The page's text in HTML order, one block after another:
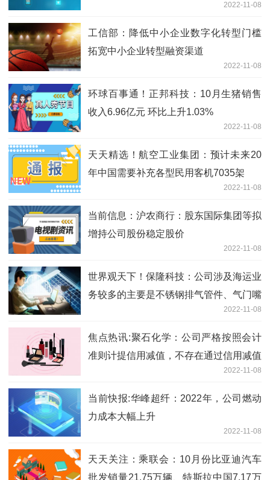
2022-11-08
工信部：降低中小企业数字化转型门槛
拓宽中小企业转型融资渠道
2022-11-08
环球百事通！正邦科技：10月生猪销售
收入6.96亿元 环比上升1.03%
2022-11-08
天天精选！航空工业集团：预计未来20
年中国需要补充各型民用客机7035架
2022-11-08
当前信息：沪农商行：股东国际集团等拟
增持公司股份稳定股价
2022-11-08
世界观天下！保隆科技：公司涉及海运业
务较多的主要是不锈钢排气管件、气门嘴
2022-11-08
焦点热讯:聚石化学：公司严格按照会计
准则计提信用减值，不存在通过信用减值
2022-11-08
当前快报:华峰超纤：2022年，公司燃动
力成本大幅上升
2022-11-08
天天关注：乘联会：10月份比亚迪汽车
批发销量21.75万辆、特斯拉中国7.17万